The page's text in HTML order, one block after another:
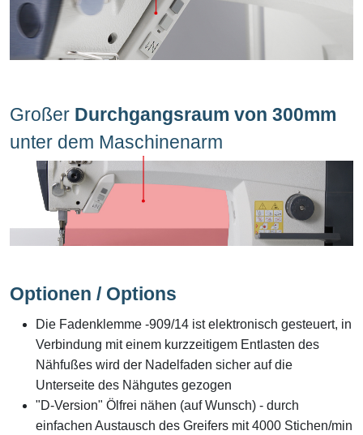
Großer Durchgangsraum von 300mm
unter dem Maschinenarm
Optionen / Options
Die Fadenklemme -909/14 ist elektronisch gesteuert, in
Verbindung mit einem kurzzeitigem Entlasten des
Nähfußes wird der Nadelfaden sicher auf die
Unterseite des Nähgutes gezogen
"D-Version" Ölfrei nähen (auf Wunsch) - durch
einfachen Austausch des Greifers mit 4000 Stichen/min